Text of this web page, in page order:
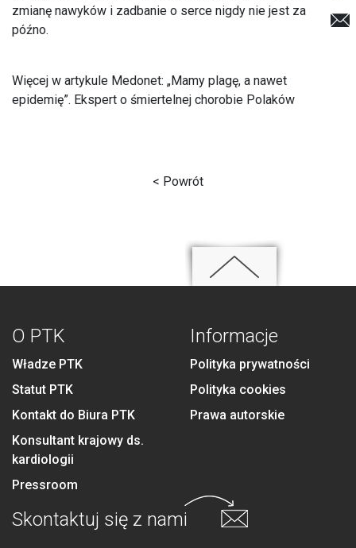
zmianę nawyków i zadbanie o serce nigdy nie jest za
późno.
Więcej w artykule Medonet: „Mamy plagę, a nawet
epidemię”. Ekspert o śmiertelnej chorobie Polaków
< Powrót
O PTK
Władze PTK
Statut PTK
Kontakt do Biura PTK
Konsultant krajowy ds.
kardiologii
Pressroom
Informacje
Polityka prywatności
Polityka cookies
Prawa autorskie
Skontaktuj się z nami